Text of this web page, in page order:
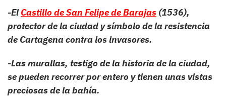
-ElCastillo de San Felipe de Barajas (1536),
protector de la ciudad y símbolo de la resistencia
de Cartagena contra los invasores.
-Las murallas, testigo de la historia de la ciudad,
se pueden recorrer por entero y tienen unas vistas
preciosas de la bahía.